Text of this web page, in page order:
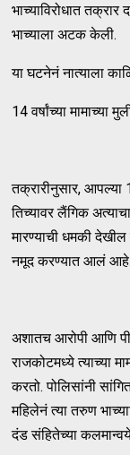
भाच्याविरोधात
भाच्याला अटक केली.
या घटनेनं नात्याला
14 वर्षांच्या मामाच्या
तक्रारीनुसार, आपल्या
तिच्यावर लैंगिक
मारण्याची धमकी
नमूद करण्यात आलं आहे.
अशातच आरोपी आणि
राजकोटमध्ये त्याच्या
करतो. पोलिसांनी
महिलेनं त्या तरुण
दंड संहितेच्या